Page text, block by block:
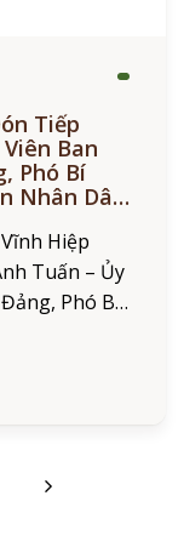
Tiếp
Ban
Phó Bí
Nhân Dân
Hiệp
Tuấn – Ủy
Phó Bí